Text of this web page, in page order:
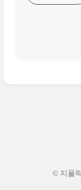
© 지폴